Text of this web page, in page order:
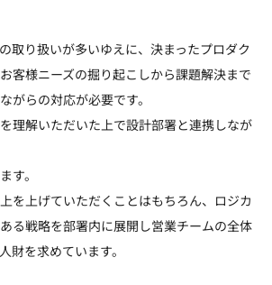
取り扱いが多いゆえに、決まったプロダク
客様ニーズの掘り起こしから課題解決まで
がらの対応が必要です。
理解いただいた上で設計部署と連携しなが
す。
を上げていただくことはもちろん、ロジカ
る戦略を部署内に展開し営業チームの全体
財を求めています。